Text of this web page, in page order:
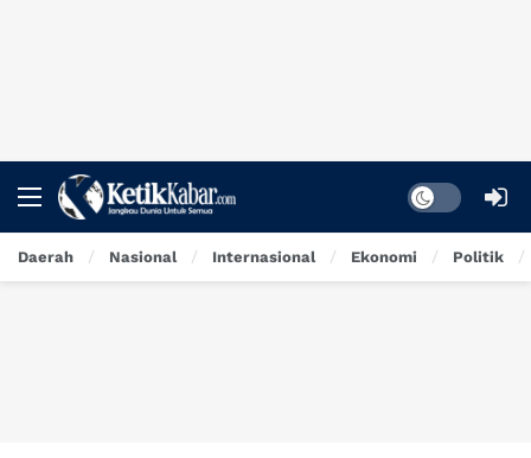
Dark mode
Daerah Nasional Internasional Ekonomi Politik